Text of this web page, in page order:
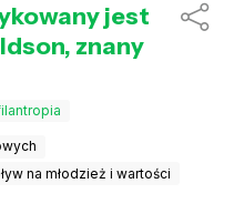
jest
znany
na młodzież i wartości